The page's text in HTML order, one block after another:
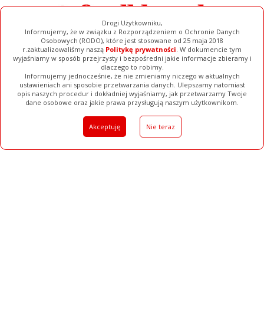
Drogi Użytkowniku,
Informujemy, że w związku z Rozporządzeniem o Ochronie Danych
Osobowych (RODO), które jest stosowane od 25 maja 2018
r.zaktualizowaliśmy naszą Politykę prywatności. W dokumencie tym
wyjaśniamy w sposób przejrzysty i bezpośredni jakie informacje zbieramy i
dlaczego to robimy.
Informujemy jednocześnie, że nie zmieniamy niczego w aktualnych
ustawieniach ani sposobie przetwarzania danych. Ulepszamy natomiast
opis naszych procedur i dokładniej wyjaśniamy, jak przetwarzamy Twoje
dane osobowe oraz jakie prawa przysługują naszym użytkownikom.
Akceptuję Nie teraz
Ogłoszenia Filmy Galerie Baza Firm Pełna Wersja